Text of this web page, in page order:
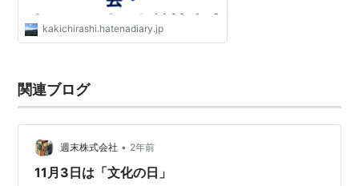
（1985年（昭和60年）12月27日から適
用。2007年から適用条件変更）
kakichirashi.hatenadiary.jp
関連ブログ
週末株式会社 • 2年前
11月3日は「文化の日」